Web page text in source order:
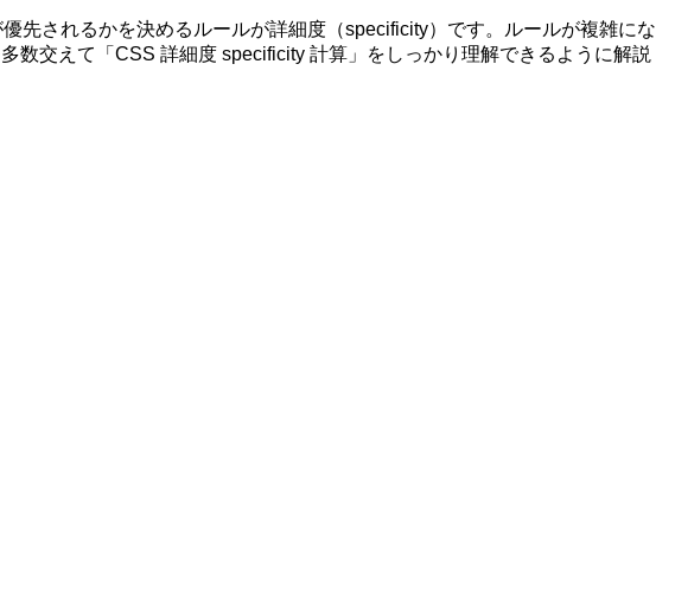
先されるかを決めるルールが詳細度（specificity）です。ルールが複雑にな
数交えて「CSS 詳細度 specificity 計算」をしっかり理解できるように解説